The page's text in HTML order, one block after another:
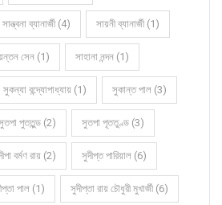
সান্ত্বনা ব্যানার্জী (4) সায়নী ব্যানার্জী (1)
সেন (1) সাহানা নন্দন (1)
সুকন্যা বন্দ্যোপাধ্যায় (1) সুকান্ত পাল (3)
পুততুন্ড (2) সুতপা পূততুণ্ড (3)
বর্মণ রায় (2) সুদীপ্ত পারিয়াল (6)
পাল (1) সুদীপ্তা রায় চৌধুরী মুখার্জী (6)